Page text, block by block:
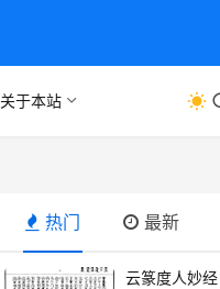
关于本站
热门 最新
云篆度人妙经